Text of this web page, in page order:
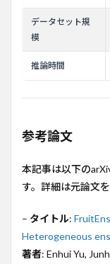
データセット規
模
推論時間
参考論文
本記事は以下の
す。詳細は元論文
– タイトル:
Heterogeneous
著者: Enhui Yu,